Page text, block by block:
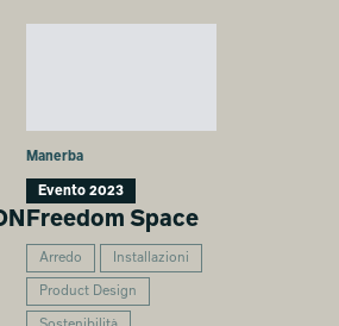
Manerba
Evento 2023
Freedom Space
Arredo Installazioni
Product Design